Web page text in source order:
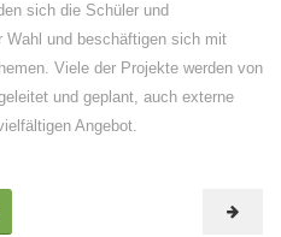
sich die Schüler und
Wahl und beschäftigen sich mit
Viele der Projekte werden von
und geplant, auch externe
Angebot.